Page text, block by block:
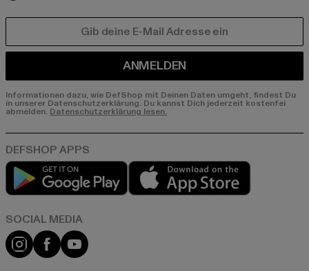
ANMELDEN
Informationen dazu, wie DefShop mit Deinen Daten umgeht, findest Du
in unserer Datenschutzerklärung. Du kannst Dich jederzeit kostenfei
abmelden. Datenschutzerklärung lesen.
Play market
Instagram
FacebookYouTube